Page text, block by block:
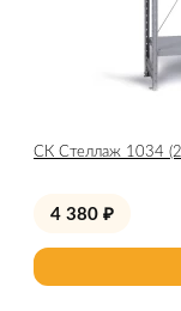
СК Стеллаж 1034
4 380 ₽